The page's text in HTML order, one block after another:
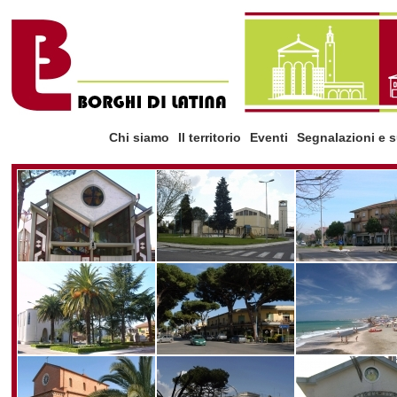
Chi siamo Il territorio Eventi Segnalazioni e
la storia